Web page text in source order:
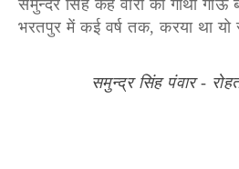
समुन्दर सिंह कहै वीरों की गाथा गाऊँ
भरतपुर में कई वर्ष तक, करया था यो
समुन्द्र सिंह पंवार -